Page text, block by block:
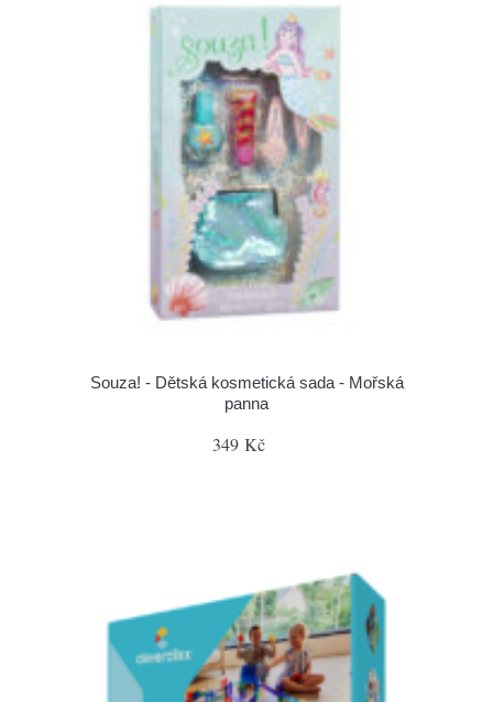
Souza! - Dětská kosmetická sada - Mořská
panna
349 Kč